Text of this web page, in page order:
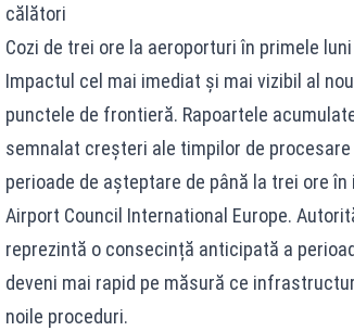
călători
Cozi de trei ore la aeroporturi în primele luni
Impactul cel mai imediat și mai vizibil al
punctele de frontieră. Rapoartele
semnalat creșteri ale timpilor de
perioade de așteptare de până la trei ore
Airport Council International Europe.
reprezintă o consecință anticipată a
deveni mai rapid pe măsură ce
noile proceduri.